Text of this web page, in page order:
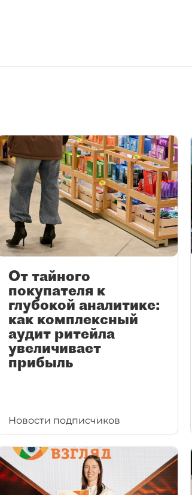
От тайного
покупателя к
глубокой аналитике:
как комплексный
аудит ритейла
увеличивает
прибыль
Новости подписчиков